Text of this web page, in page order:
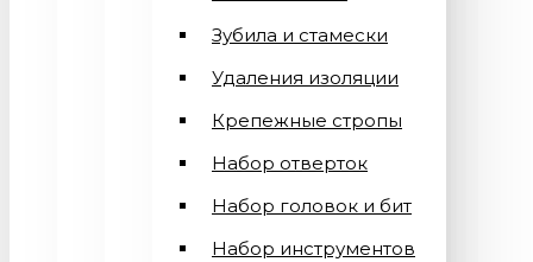
Зубила и стамески
Удаления изоляции
Крепежные стропы
Набор отверток
Набор головок и бит
Набор инструментов